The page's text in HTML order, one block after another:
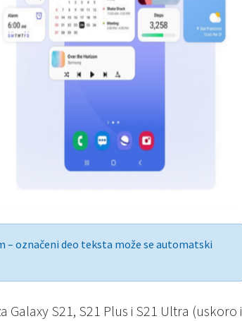
– označeni deo teksta može se automatski
S21, S21 Plus i S21 Ultra (uskoro i